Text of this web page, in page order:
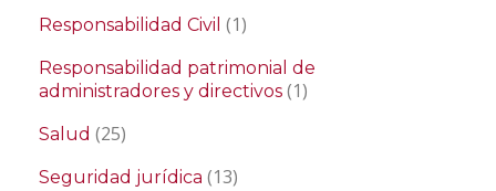
Responsabilidad Civil (1)
Responsabilidad patrimonial de
administradores y directivos (1)
Salud (25)
Seguridad jurídica (13)